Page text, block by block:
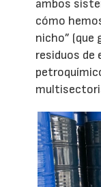
ambos
cómo
nicho”
residuos de